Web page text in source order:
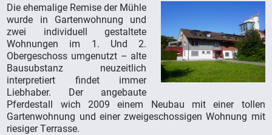
Die ehemalige Remise der Mühle
wurde in Gartenwohnung und
zwei individuell gestaltete
Wohnungen im 1. Und 2.
Obergeschoss umgenutzt – alte
Bausubstanz neuzeitlich
interpretiert findet immer
Liebhaber. Der angebaute
Pferdestall wich 2009 einem Neubau mit einer tollen
Gartenwohnung und einer zweigeschossigen Wohnung mit
riesiger Terrasse.